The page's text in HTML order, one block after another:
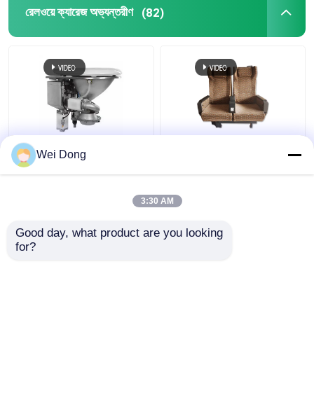
রেলওয়ে ক্যারেজ অভ্যন্তরীণ (82)
রেলওয়ে খুচরা যন্ত্রাংশ ট্রেন
টয়লেট সিস্টেমের জন্য ভ্যাকুয়াম
Wei Dong
3:30 AM
Good day, what product are you looking
for?